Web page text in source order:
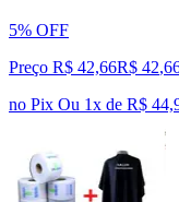
5% OFF
Preço R$ 42,66R$ 42,
no Pix Ou 1x de R$